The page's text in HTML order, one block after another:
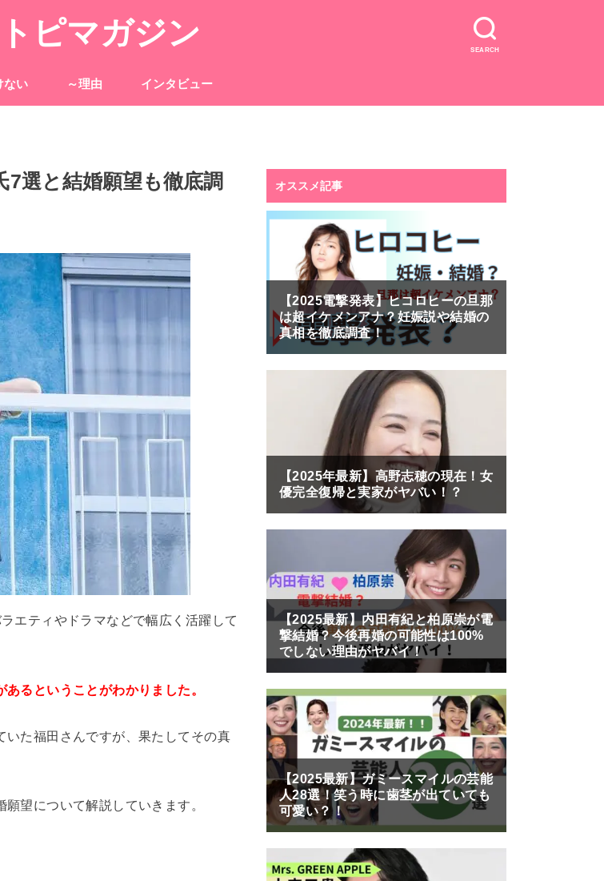
SEARCH
トピマガジン
ない ～理由 インタビュー
選と結婚願望も徹底調
エティやドラマなどで幅広く活躍して
るということがわかりました。
た福田さんですが、果たしてその真
望について解説していきます。
オススメ記事
【2025電撃発表】ヒコロヒーの旦那
は超イケメンアナ？妊娠説や結婚の
真相を徹底調査！
【2025年最新】高野志穂の現在！女
優完全復帰と実家がヤバい！？
【2025最新】内田有紀と柏原崇が電
撃結婚？今後再婚の可能性は100%
でしない理由がヤバイ！
【2025最新】ガミースマイルの芸能
人28選！笑う時に歯茎が出ていても
可愛い？！